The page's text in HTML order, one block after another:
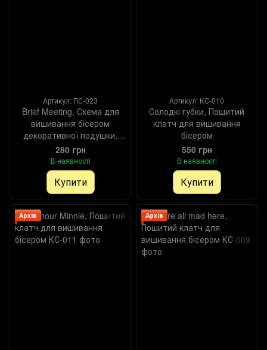
Артикул: ПС-023
Brief Meeting, Схема для
вишивання бісером
декоративної подушки,
Схема
280 грн
В наявності
Купити
Артикул: КС-010
Солодкі губки, Пошитий
клатч для вишивання
бісером
550 грн
В наявності
Купити
Архів Архів